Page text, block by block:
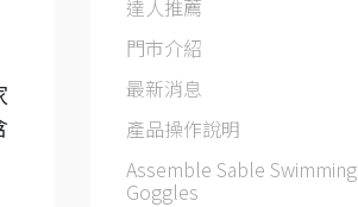
達人推薦
門市介紹
最新消息
產品操作說明
Assemble Sable Swimming
Goggles